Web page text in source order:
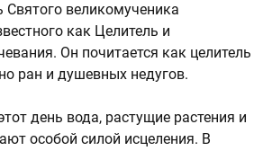
Святого великомученика
как Целитель и
Он почитается как целитель
ран и душевных недугов.
день вода, растущие растения и
особой силой исцеления. В